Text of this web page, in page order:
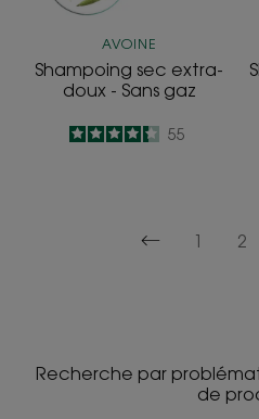
AVOINE
Shampoing sec extra-
doux - Sans gaz
4.4
/
5
55
1 2
Recherche par
de